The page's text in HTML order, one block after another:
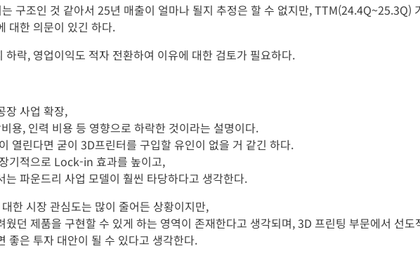
구조인 것 같아서 25년 매출이 얼마나 될지 추정은 할 수 없지만,
대한 의문이 있긴 하다.
하락, 영업이익도 적자 전환하여 이유에 대한 검토가 필요하다.
장 사업 확장,
용, 인력 비용 등 영향으로 하락한 것이라는 설명이다.
열린다면 굳이 3D프린터를 구입할 유인이 없을 거 같긴 하다.
기적으로 Lock-in 효과를 높이고,
는 파운드리 사업 모델이 훨씬 타당하다고 생각한다.
한 시장 관심도는 많이 줄어든 상황이지만,
웠던 제품을 구현할 수 있게 하는 영역이 존재한다고 생각되며, 3D 프린팅 부문에서 선
좋은 투자 대안이 될 수 있다고 생각한다.